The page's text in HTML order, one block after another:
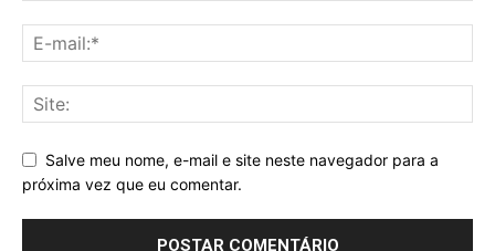
Salve meu nome, e-mail e site neste navegador para a
próxima vez que eu comentar.